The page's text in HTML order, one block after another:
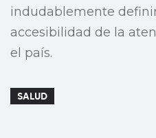
indudablemente
accesibilidad de la
el país.
SALUD